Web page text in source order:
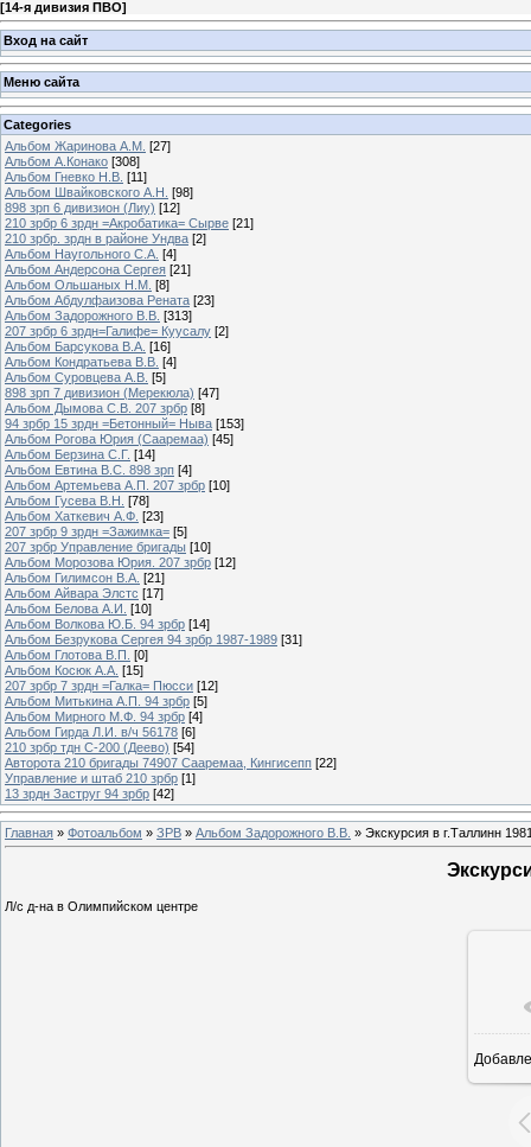
[14-я дивизия ПВО]
Вход на сайт
Меню сайта
Categories
Альбом Жаринова А.М. [27]
Альбом А.Конако [308]
Альбом Гневко Н.В. [11]
Альбом Швайковского А.Н. [98]
898 зрп 6 дивизион (Лиу) [12]
210 зрбр 6 зрдн =Акробатика= Сырве [21]
210 зрбр. зрдн в районе Ундва [2]
Альбом Наугольного С.А. [4]
Альбом Андерсона Сергея [21]
Альбом Ольшаных Н.М. [8]
Альбом Абдулфаизова Рената [23]
Альбом Задорожного В.В. [313]
207 зрбр 6 зрдн=Галифе= Куусалу [2]
Альбом Барсукова В.А. [16]
Альбом Кондратьева В.В. [4]
Альбом Суровцева А.В. [5]
898 зрп 7 дивизион (Мерекюла) [47]
Альбом Дымова С.В. 207 зрбр [8]
94 зрбр 15 зрдн =Бетонный= Ныва [153]
Альбом Рогова Юрия (Сааремаа) [45]
Альбом Берзина С.Г. [14]
Альбом Евтина В.С. 898 зрп [4]
Альбом Артемьева А.П. 207 зрбр [10]
Альбом Гусева В.Н. [78]
Альбом Хаткевич А.Ф. [23]
207 зрбр 9 зрдн =Зажимка= [5]
207 зрбр Управление бригады [10]
Альбом Морозова Юрия. 207 зрбр [12]
Альбом Гилимсон В.А. [21]
Альбом Айвара Элстс [17]
Альбом Белова А.И. [10]
Альбом Волкова Ю.Б. 94 зрбр [14]
Альбом Безрукова Сергея 94 зрбр 1987-1989 [31]
Альбом Глотова В.П. [0]
Альбом Косюк А.А. [15]
207 зрбр 7 зрдн =Галка= Пюсси [12]
Альбом Митькина А.П. 94 зрбр [5]
Альбом Мирного М.Ф. 94 зрбр [4]
Альбом Гирда Л.И. в/ч 56178 [6]
210 зрбр тдн С-200 (Деево) [54]
Авторота 210 бригады 74907 Сааремаа, Кингисепп [22]
Управление и штаб 210 зрбр [1]
13 зрдн Заструг 94 зрбр [42]
Главная » Фотоальбом » ЗРВ » Альбом Задорожного В.В. » Экскурсия в г.Таллинн
Л/с д-на в Олимпийском центре